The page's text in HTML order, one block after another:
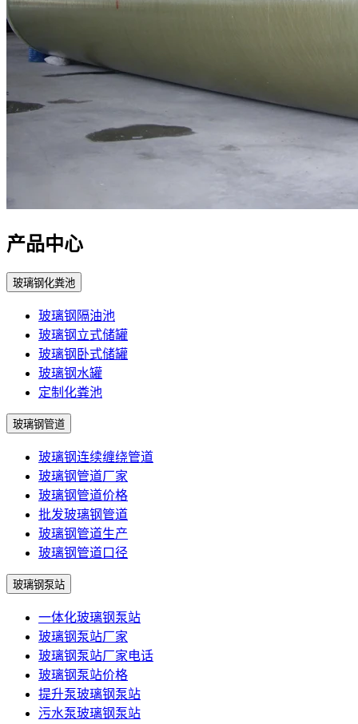
产品中心
玻璃钢化粪池
玻璃钢隔油池
玻璃钢立式储罐
玻璃钢卧式储罐
玻璃钢水罐
定制化粪池
玻璃钢管道
玻璃钢连续缠绕管道
玻璃钢管道厂家
玻璃钢管道价格
批发玻璃钢管道
玻璃钢管道生产
玻璃钢管道口径
玻璃钢泵站
一体化玻璃钢泵站
玻璃钢泵站厂家
玻璃钢泵站厂家电话
玻璃钢泵站价格
提升泵玻璃钢泵站
污水泵玻璃钢泵站